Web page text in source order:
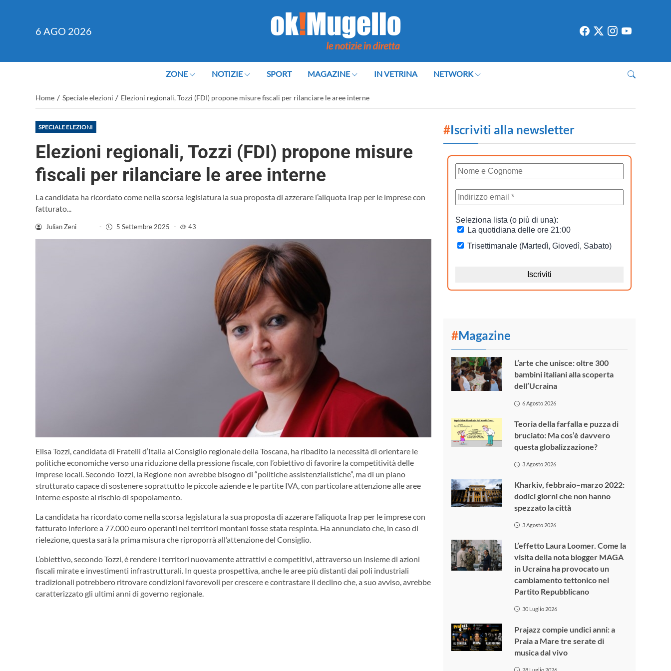
6 AGO 2026
ZONE NOTIZIE SPORT MAGAZINE IN VETRINA NETWORK
Home / Speciale elezioni / Elezioni regionali, Tozzi (FDI) propone misure fiscali per rilanciare le aree interne
SPECIALE ELEZIONI
Elezioni regionali, Tozzi (FDI) propone misure
fiscali per rilanciare le aree interne
La candidata ha ricordato come nella scorsa legislatura la sua proposta di azzerare l’aliquota Irap per le imprese con
fatturato...
Julian Zeni - 5 Settembre 2025 - 43
Elisa Tozzi, candidata di Fratelli d’Italia al Consiglio regionale della Toscana, ha ribadito la necessità di orientare le
politiche economiche verso una riduzione della pressione fiscale, con l’obiettivo di favorire la competitività delle
imprese locali. Secondo Tozzi, la Regione non avrebbe bisogno di “politiche assistenzialistiche”, ma di un piano
strutturato capace di sostenere soprattutto le piccole aziende e le partite IVA, con particolare attenzione alle aree
interne esposte al rischio di spopolamento.
La candidata ha ricordato come nella scorsa legislatura la sua proposta di azzerare l’aliquota Irap per le imprese con
fatturato inferiore a 77.000 euro operanti nei territori montani fosse stata respinta. Ha annunciato che, in caso di
rielezione, questa sarà la prima misura che riproporrà all’attenzione del Consiglio.
L’obiettivo, secondo Tozzi, è rendere i territori nuovamente attrattivi e competitivi, attraverso un insieme di azioni
fiscali mirate e investimenti infrastrutturali. In questa prospettiva, anche le aree più distanti dai poli industriali
tradizionali potrebbero ritrovare condizioni favorevoli per crescere e contrastare il declino che, a suo avviso, avrebbe
caratterizzato gli ultimi anni di governo regionale.
#Iscriviti alla newsletter
#Magazine
L’arte che unisce: oltre 300
bambini italiani alla scoperta
dell’Ucraina
6 Agosto 2026
Teoria della farfalla e puzza di
bruciato: Ma cos’è davvero
questa globalizzazione?
3 Agosto 2026
Kharkiv, febbraio–marzo 2022:
dodici giorni che non hanno
spezzato la città
3 Agosto 2026
L’effetto Laura Loomer. Come la
visita della nota blogger MAGA
in Ucraina ha provocato un
cambiamento tettonico nel
Partito Repubblicano
30 Luglio 2026
Prajazz compie undici anni: a
Praia a Mare tre serate di
musica dal vivo
28 Luglio 2026